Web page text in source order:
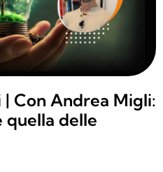
Con Andrea Migli:
quella delle